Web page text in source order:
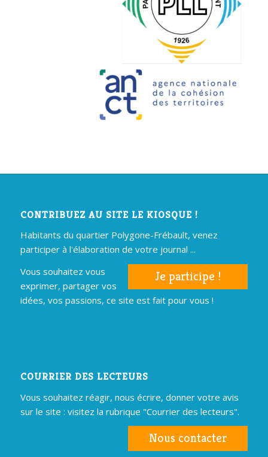
CONTRIBUEZ AU SITE LE KIOSQUE !
Habitants du quartier Polygone-Frébault, venez
participer à l'élaboration de votre journal ...
Je participe !
Vous souhaitez vous
exprimer, partager vos
idées, vos passions, ce site est fait pour vous !
COURRIER DES LECTEURS
Vous souhaitez réagir, nous écrire, donner votre avis
sur le site : visitez la rubrique "Courrier des lecteurs".
Nous contacter